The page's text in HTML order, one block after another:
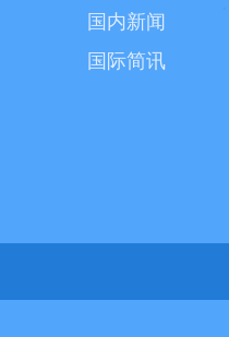
国内新闻
国际简讯